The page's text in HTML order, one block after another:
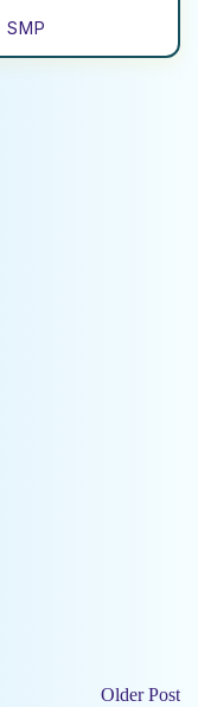
SMP
Older Post